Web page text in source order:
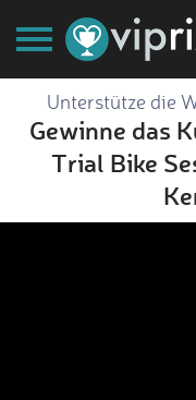
Unterstütze die
Gewinne das
Trial Bike